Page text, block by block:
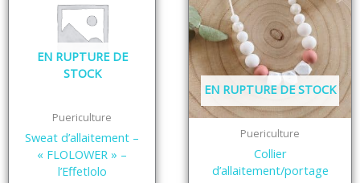
EN RUPTURE DE
STOCK
Puericulture
Sweat d’allaitement –
« FLOLOWER » –
l’Effetlolo
EN RUPTURE DE STOCK
Puericulture
Collier
d’allaitement/portage